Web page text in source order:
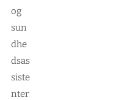
og
sun
dhe
dsas
siste
nter